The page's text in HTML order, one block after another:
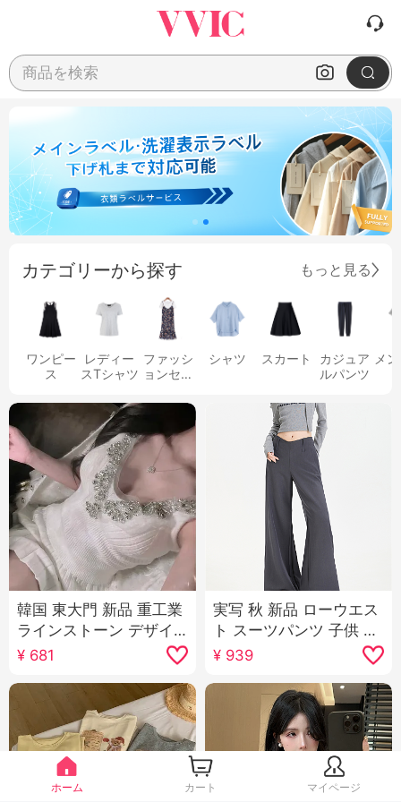
商品を検索
カテゴリーから探す もっと見る
ワンピー
ス
レディー
スTシャツ
ファッシ
ョンセッ
シャツ スカート
カジュア
ルパンツ
メ
韓国 東大門 新品 重工業
ラインストーン デザイ
ン セクシー 女性らしさ
Vネック 表示 胸 タイト
フィット ショート丈 ニ
ット ベスト
¥ 681
実写 秋 新品 ローウエス
ト スーツパンツ 子供 薄
手 ルーズフィット 垂 ペ
ンダント 感 bf ルーズ カ
ジュアル フレア ワイド
¥ 939
ホーム カート マイページ